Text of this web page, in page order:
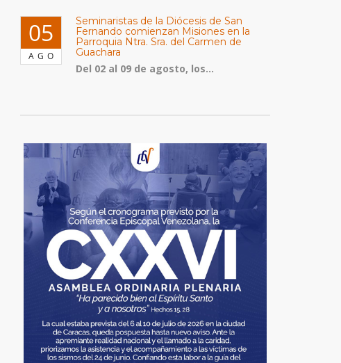
05
AGO
Seminaristas de la Diócesis de San
Fernando comienzan Misiones en la
Parroquia Ntra. Sra. del Carmen de
Guachara
Del 02 al 09 de agosto, los...